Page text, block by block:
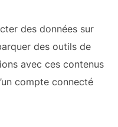
des données sur
des outils de
avec ces contenus
compte connecté